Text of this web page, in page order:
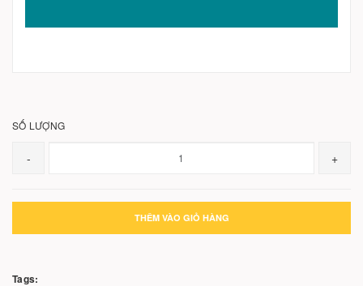
SỐ LƯỢNG
- +
THÊM VÀO GIỎ HÀNG
Tags: